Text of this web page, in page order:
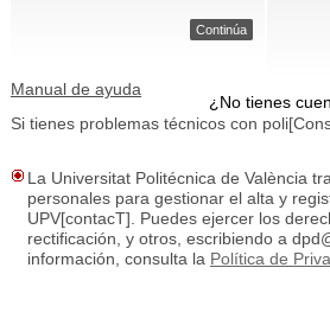
Continúa
¿No tienes
Manual de ayuda
Si tienes problemas técnicos con
La Universitat Politécnica de València
personales para gestionar el alta y
UPV[contacT]. Puedes ejercer los
rectificación, y otros, escribiendo a
información, consulta la Política de